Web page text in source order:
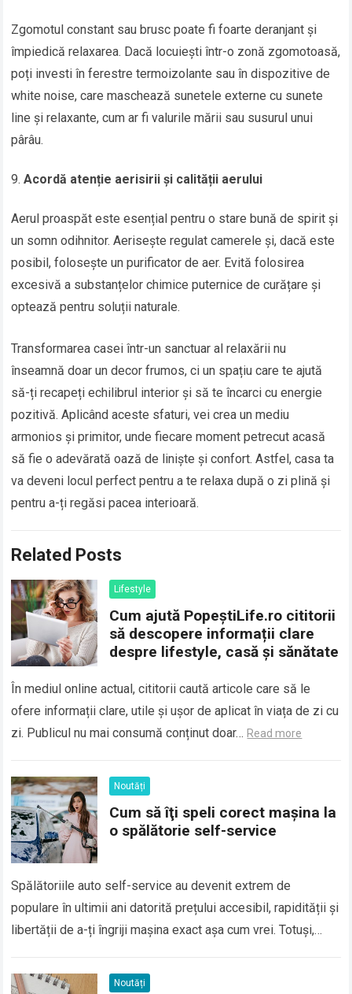
Zgomotul constant sau brusc poate fi foarte deranjant și
împiedică relaxarea. Dacă locuiești într-o zonă zgomotoasă,
poți investi în ferestre termoizolante sau în dispozitive de
white noise, care maschează sunetele externe cu sunete
line și relaxante, cum ar fi valurile mării sau susurul unui
pârâu.
Acordă atenție aerisirii și calității aerului
Aerul proaspăt este esențial pentru o stare bună de spirit și
un somn odihnitor. Aerisește regulat camerele și, dacă este
posibil, folosește un purificator de aer. Evită folosirea
excesivă a substanțelor chimice puternice de curățare și
optează pentru soluții naturale.
Transformarea casei într-un sanctuar al relaxării nu
înseamnă doar un decor frumos, ci un spațiu care te ajută
să-ți recapeți echilibrul interior și să te încarci cu energie
pozitivă. Aplicând aceste sfaturi, vei crea un mediu
armonios și primitor, unde fiecare moment petrecut acasă
să fie o adevărată oază de liniște și confort. Astfel, casa ta
va deveni locul perfect pentru a te relaxa după o zi plină și
pentru a-ți regăsi pacea interioară.
Related Posts
Lifestyle
Cum ajută PopeștiLife.ro cititorii
să descopere informații clare
despre lifestyle, casă și sănătate
În mediul online actual, cititorii caută articole care să le
ofere informații clare, utile și ușor de aplicat în viața de zi cu
zi. Publicul nu mai consumă conținut doar… Read more
Noutăți
Cum să îţi speli corect maşina la
o spălătorie self-service
Spălătoriile auto self-service au devenit extrem de
populare în ultimii ani datorită prețului accesibil, rapidității și
libertății de a-ți îngriji mașina exact așa cum vrei. Totuși,
Noutăți